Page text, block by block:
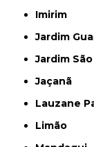
Imirim
Jardim
Jardim
Jaçanã
Lauzane
Limão